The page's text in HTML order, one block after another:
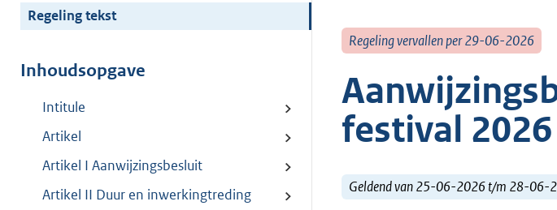
Regeling tekst
Inhoudsopgave
Intitule
Artikel
Artikel I Aanwijzingsbesluit
Artikel II Duur en inwerkingtreding
Regeling vervallen per 29-06-2026
festival 2026
Geldend van 25-06-2026 t/m 28-06-